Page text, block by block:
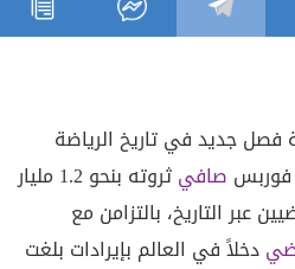
فصل جديد في تاريخ الرياضة
فوربس صافي
ثروته بنحو 1.2 مليار
عبر التاريخ، بالتزامن مع
دخلاً في العالم بإيرادات بلغت